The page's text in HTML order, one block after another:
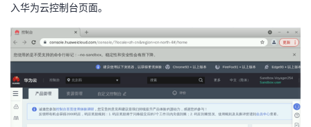
入华为云控制台页面。